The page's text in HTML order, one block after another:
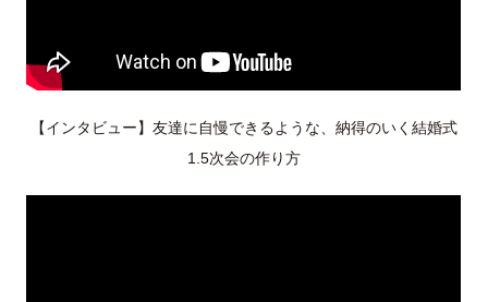
【インタビュー】友達に自慢できるような、納得のいく結婚式
1.5次会の作り方